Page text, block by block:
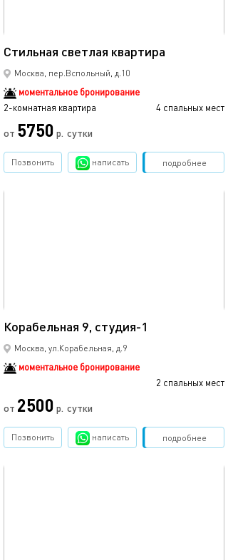
Стильная cветлая квартира
Москва, пер.Вспольный, д.10
моментальное бронирование
2-комнатная квартира
4 спальных мест
от 5750 р. сутки
подробнее
Позвонить написать Забронировать
Корабельная 9, студия-1
Москва, ул.Корабельная, д.9
моментальное бронирование
2 спальных мест
от 2500 р. сутки
подробнее
Позвонить написать Забронировать